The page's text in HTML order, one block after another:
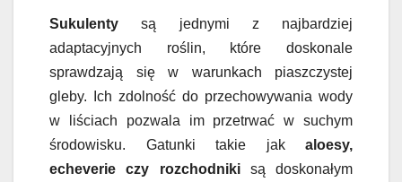
Sukulenty są jednymi z najbardziej
adaptacyjnych roślin, które doskonale
sprawdzają się w warunkach piaszczystej
gleby. Ich zdolność do przechowywania wody
w liściach pozwala im przetrwać w suchym
środowisku. Gatunki takie jak aloesy,
echeverie czy rozchodnikisą doskonałym